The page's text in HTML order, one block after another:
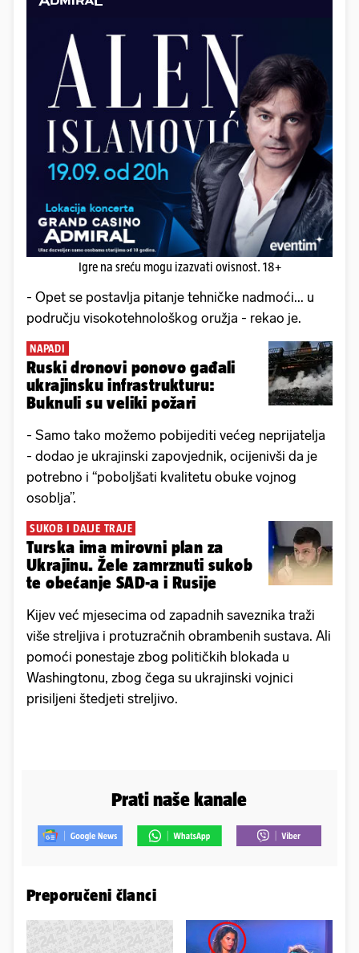
Igre na sreću mogu izazvati ovisnost. 18+
- Opet se postavlja pitanje tehničke nadmoći... u
području visokotehnološkog oružja - rekao je.
NAPADI
Ruski dronovi ponovo gađali
ukrajinsku infrastrukturu:
Buknuli su veliki požari
- Samo tako možemo pobijediti većeg neprijatelja
- dodao je ukrajinski zapovjednik, ocijenivši da je
potrebno i “poboljšati kvalitetu obuke vojnog
osoblja”.
SUKOB I DALJE TRAJE
Turska ima mirovni plan za
Ukrajinu. Žele zamrznuti sukob
te obećanje SAD-a i Rusije
Kijev već mjesecima od zapadnih saveznika traži
više streljiva i protuzračnih obrambenih sustava. Ali
pomoći ponestaje zbog političkih blokada u
Washingtonu, zbog čega su ukrajinski vojnici
prisiljeni štedjeti streljivo.
Prati naše kanale
Preporučeni članci